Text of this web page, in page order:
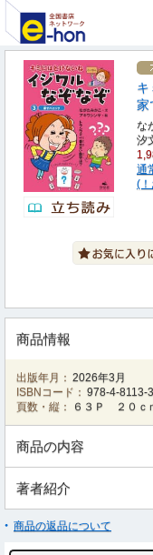
キ
家
な
汐
通
(
商品情報
出版年月： 2026年3月
ISBNコード： 978-4-8113-
頁数・縦：
６３Ｐ ２０ｃ
商品の内容
著者紹介
商品の返品について